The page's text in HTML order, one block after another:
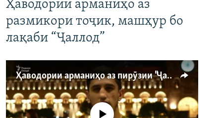
Ҳаводории арманиҳо аз
размикори тоҷик, машҳур бо
лақаби “Ҷаллод”
Ҳаводории арманиҳо аз пирӯзии "Ҷаллод"-и тоҷик
Феълан кор намекунад